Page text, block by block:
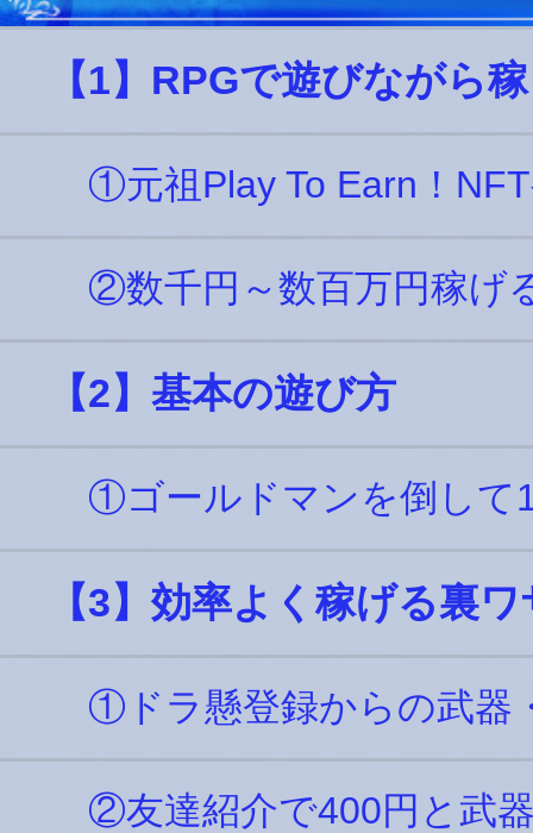
【1】RPGで遊びながら
①元祖Play To Earn！
②数千円～数百万円稼げ
【2】基本の遊び方
①ゴールドマンを倒して
【3】効率よく稼げる裏
①ドラ懸登録からの武器
②友達紹介で400円と武